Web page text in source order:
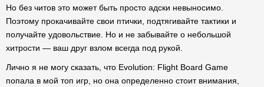
Но без читов это может быть просто адски невыносимо.
Поэтому прокачивайте свои птички, подтягивайте тактики и
получайте удовольствие. Но и не забывайте о небольшой
хитрости — ваш друг взлом всегда под рукой.
Лично я не могу сказать, что Evolution: Flight Board Game
попала в мой топ игр, но она определенно стоит внимания,